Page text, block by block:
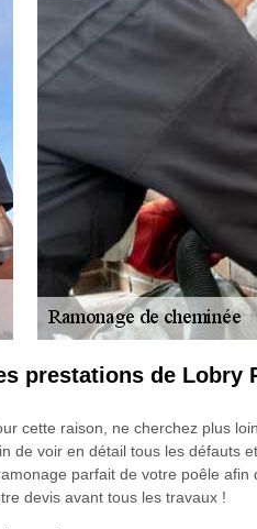
prestations de Lobry
cette raison, ne cherchez plus
voir en détail tous les défauts
parfait de votre poêle
devis avant tous les travaux !